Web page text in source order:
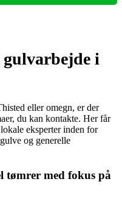
i
eller omegn, er der
du kan kontakte. Her får
eksperter inden for
og generelle
tømrer med fokus på